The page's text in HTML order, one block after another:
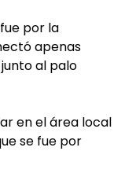
por la
apenas
al palo
en el área local
se fue por